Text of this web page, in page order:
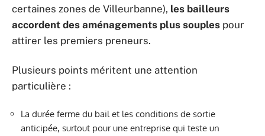
certaines zones de Villeurbanne), les bailleurs
accordent des aménagements plus souples pour
attirer les premiers preneurs.
Plusieurs points méritent une attention
particulière :
La durée ferme du bail et les conditions de sortie
anticipée, surtout pour une entreprise qui teste un